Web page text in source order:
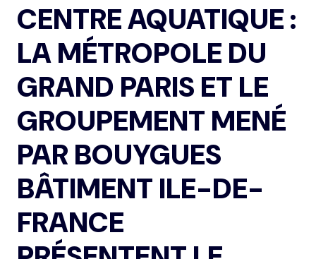
CENTRE AQUATIQUE :
LA MÉTROPOLE DU
GRAND PARIS ET LE
GROUPEMENT MENÉ
PAR BOUYGUES
BÂTIMENT ILE-DE-
FRANCE